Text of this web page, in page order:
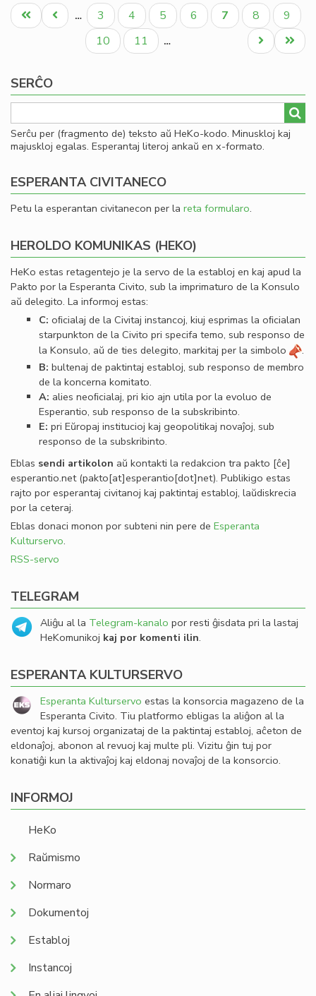
Pagination
Unua
paĝo
Antaŭa
paĝo
… Paĝo
3 Paĝo
4 Paĝo
5 Paĝo
6
Aktuala
paĝo
7 Paĝo
8 Paĝo
9
Paĝo
10 Paĝo
11 …
Last
page
Next
page
SERĈO
Serĉu per (fragmento de) teksto aŭ HeKo-kodo. Minuskloj kaj
majuskloj egalas. Esperantaj literoj ankaŭ en x-formato.
ESPERANTA CIVITANECO
Petu la esperantan civitanecon per la reta formularo.
HEROLDO KOMUNIKAS (HEKO)
HeKo estas retagentejo je la servo de la establoj en kaj apud la
Pakto por la Esperanta Civito, sub la imprimaturo de la Konsulo
aŭ delegito. La informoj estas:
C: oﬁcialaj de la Civitaj instancoj, kiuj esprimas la oﬁcialan
starpunkton de la Civito pri specifa temo, sub responso de
la Konsulo, aŭ de ties delegito, markitaj per la simbolo
.
B: bultenaj de paktintaj establoj, sub responso de membro
de la koncerna komitato.
A: alies neoﬁcialaj, pri kio ajn utila por la evoluo de
Esperantio, sub responso de la subskribinto.
E: pri Eŭropaj institucioj kaj geopolitikaj novaĵoj, sub
responso de la subskribinto.
Eblas sendi artikolon aŭ kontakti la redakcion tra pakto [ĉe]
esperantio.net(pakto[at]esperantio[dot]net). Publikigo estas
rajto por esperantaj civitanoj kaj paktintaj establoj, laŭdiskrecia
por la ceteraj.
Eblas donaci monon por subteni nin pere de Esperanta
Kulturservo.
RSS-servo
TELEGRAM
Aliĝu al la Telegram-kanalo por resti ĝisdata pri la lastaj
HeKomunikoj kaj por komenti ilin.
ESPERANTA KULTURSERVO
Esperanta Kulturservo estas la konsorcia magazeno de la
Esperanta Civito. Tiu platformo ebligas la aliĝon al la
eventoj kaj kursoj organizataj de la paktintaj establoj, aĉeton de
eldonaĵoj, abonon al revuoj kaj multe pli. Vizitu ĝin tuj por
konatiĝi kun la aktivaĵoj kaj eldonaj novaĵoj de la konsorcio.
INFORMOJ
HeKo
Raŭmismo
Normaro
Dokumentoj
Establoj
Instancoj